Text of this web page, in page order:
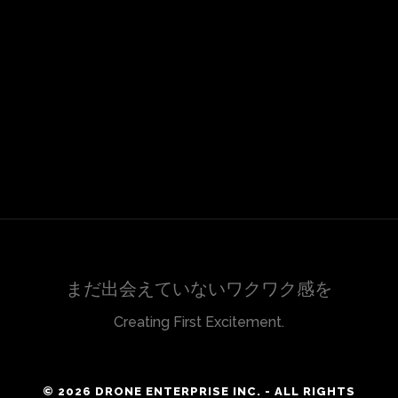
まだ出会えていないワクワク感を
Creating First Excitement.
© 2026 DRONE ENTERPRISE INC. - ALL RIGHTS